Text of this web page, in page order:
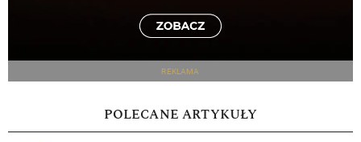
REKLAMA
POLECANE ARTYKUŁY